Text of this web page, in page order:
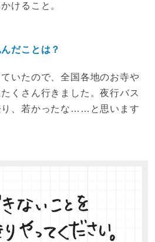
けること。
だことは？
いたので、全国各地のお寺や
くさん行きました。夜行バス
り、若かったな……と思います